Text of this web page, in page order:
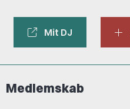
Mit DJ
Medlemskab